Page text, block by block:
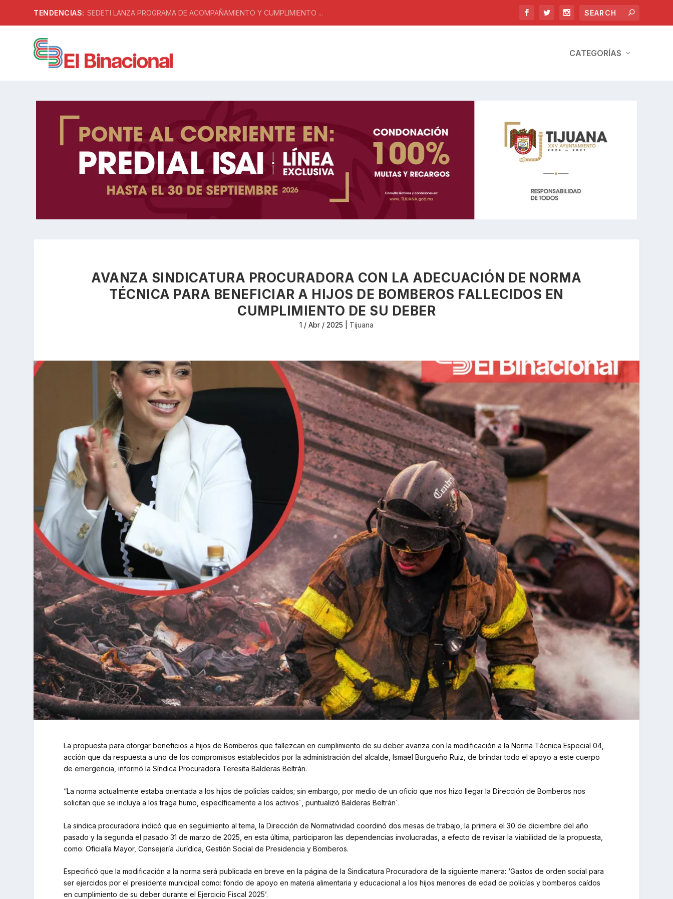
TENDENCIAS: SEDETI LANZA PROGRAMA DE ACOMPAÑAMIENTO Y CUMPLIMIENTO ...
CATEGORÍAS
AVANZA SINDICATURA PROCURADORA CON LA ADECUACIÓN DE NORMA
TÉCNICA PARA BENEFICIAR A HIJOS DE BOMBEROS FALLECIDOS EN
CUMPLIMIENTO DE SU DEBER
1 / Abr / 2025 Tijuana
La propuesta para otorgar beneficios a hijos de Bomberos que fallezcan en cumplimiento de su deber avanza con la modificación a la Norma Técnica Especial 04,
acción que da respuesta a uno de los compromisos establecidos por la administración del alcalde, Ismael Burgueño Ruiz, de brindar todo el apoyo a este cuerpo
de emergencia, informó la Síndica Procuradora Teresita Balderas Beltrán.
“La norma actualmente estaba orientada a los hijos de policías caídos; sin embargo, por medio de un oficio que nos hizo llegar la Dirección de Bomberos nos
solicitan que se incluya a los traga humo, específicamente a los activos´, puntualizó Balderas Beltrán´.
La sindica procuradora indicó que en seguimiento al tema, la Dirección de Normatividad coordinó dos mesas de trabajo, la primera el 30 de diciembre del año
pasado y la segunda el pasado 31 de marzo de 2025, en esta última, participaron las dependencias involucradas, a efecto de revisar la viabilidad de la propuesta,
como: Oficialía Mayor, Consejería Jurídica, Gestión Social de Presidencia y Bomberos.
Especificó que la modificación a la norma será publicada en breve en la página de la Sindicatura Procuradora de la siguiente manera: ‘Gastos de orden social para
ser ejercidos por el presidente municipal como: fondo de apoyo en materia alimentaria y educacional a los hijos menores de edad de policías y bomberos caídos
en cumplimiento de su deber durante el Ejercicio Fiscal 2025’.